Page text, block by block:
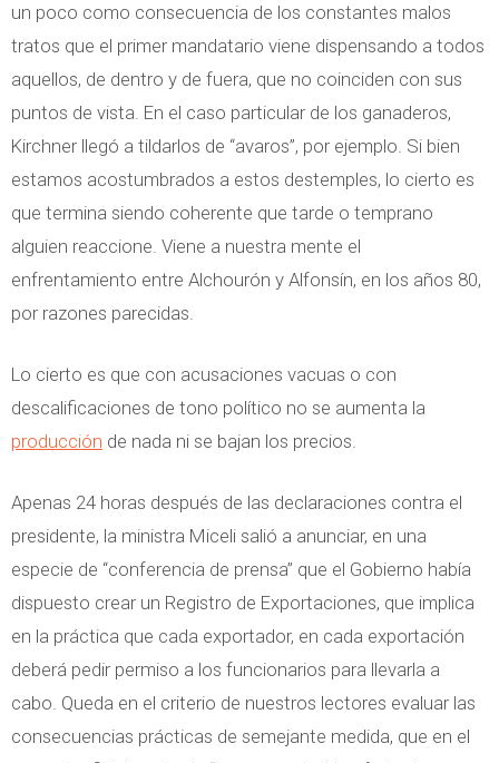
un poco como consecuencia de los constantes malos
tratos que el primer mandatario viene dispensando a todos
aquellos, de dentro y de fuera, que no coinciden con sus
puntos de vista. En el caso particular de los ganaderos,
Kirchner llegó a tildarlos de “avaros”, por ejemplo. Si bien
estamos acostumbrados a estos destemples, lo cierto es
que termina siendo coherente que tarde o temprano
alguien reaccione. Viene a nuestra mente el
enfrentamiento entre Alchourón y Alfonsín, en los años 80,
por razones parecidas.
Lo cierto es que con acusaciones vacuas o con
descalificaciones de tono político no se aumenta la
producción de nada ni se bajan los precios.
Apenas 24 horas después de las declaraciones contra el
presidente, la ministra Miceli salió a anunciar, en una
especie de “conferencia de prensa” que el Gobierno había
dispuesto crear un Registro de Exportaciones, que implica
en la práctica que cada exportador, en cada exportación
deberá pedir permiso a los funcionarios para llevarla a
cabo. Queda en el criterio de nuestros lectores evaluar las
consecuencias prácticas de semejante medida, que en el